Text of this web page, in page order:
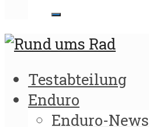
Testabteilung
Enduro
Enduro-News